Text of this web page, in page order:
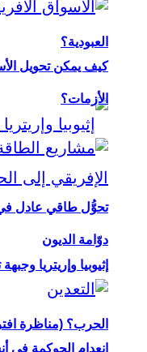
العبودية؟
إثيوبيا وإريتريا
الحرب؟ (مناظرة
كيف يمكن تحويل
الأزمات؟
تحوُّل طاقي عادل في
دوّامة الديون
انعدام الحوكمة في